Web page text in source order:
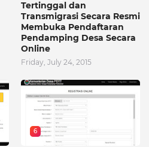
Tertinggal dan
Transmigrasi Secara Resmi
Membuka Pendaftaran
Pendamping Desa Secara
Online
Friday, July 24, 2015
6